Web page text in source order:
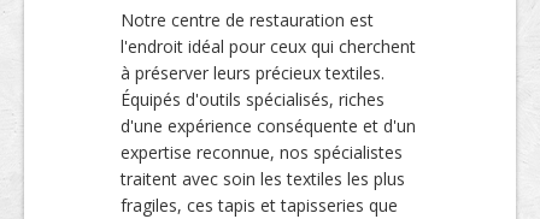
Notre centre de restauration est
l'endroit idéal pour ceux qui cherchent
à préserver leurs précieux textiles.
Équipés d'outils spécialisés, riches
d'une expérience conséquente et d'un
expertise reconnue, nos spécialistes
traitent avec soin les textiles les plus
fragiles, ces tapis et tapisseries que